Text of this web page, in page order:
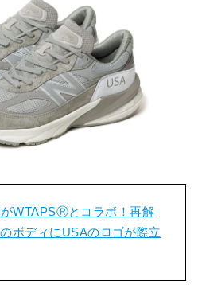
WTAPSⓇとコラボ！再解
ボディにUSAのロゴが際立